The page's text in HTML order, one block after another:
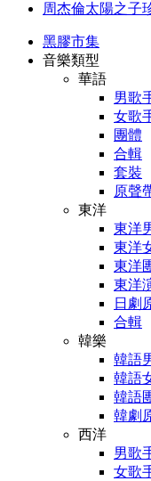
周杰倫太陽之子
黑膠市集
音樂類型
華語
男歌
女歌
團體
合輯
套裝
原聲
東洋
東洋
東洋
東洋
東洋
日劇
合輯
韓樂
韓語
韓語
韓語
韓劇
西洋
男歌
女歌